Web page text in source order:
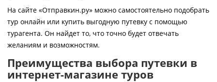
Контакты
На сайте «Отправкин.ру» можно самостоятельно подобрать
тур онлайн или купить выгодную путевку с помощью
турагента. Он найдет то, что точно будет отвечать
желаниям и возможностям.
Преимущества выбора путевки в
интернет-магазине туров